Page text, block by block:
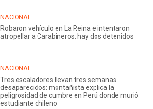
NACIONAL
Robaron vehículo en La Reina e intentaron
atropellar a Carabineros: hay dos detenidos
NACIONAL
Tres escaladores llevan tres semanas
desaparecidos: montañista explica la
peligrosidad de cumbre en Perú donde murió
estudiante chileno